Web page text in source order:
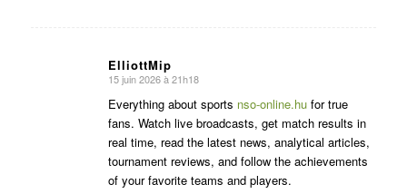
ElliottMip
dit
15 juin 2026 à 21h18
Everything about sports nso-online.hufor true
fans. Watch live broadcasts, get match results in
real time, read the latest news, analytical articles,
tournament reviews, and follow the achievements
of your favorite teams and players.